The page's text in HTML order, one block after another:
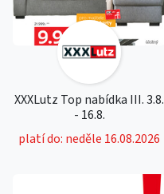
XXXLutz Top nabídka III. 3.8.
- 16.8.
platí do: neděle 16.08.2026